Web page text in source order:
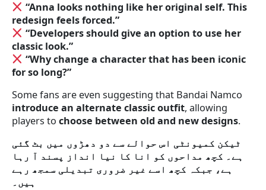
“Anna looks nothing like her original self. This
redesign feels forced.”
“Developers should give an option to use her
classic look.”
“Why change a character that has been iconic
for so long?”
Some fans are even suggesting that Bandai Namco
introduce an alternate classic outfit, allowing
players to choose between old and new designs.
ٹیکن کمیونٹی اس حوالے سے دو دھڑوں میں بٹ گئی
ہے۔ کچھ مداحوں کو انا کا نیا انداز پسند آ رہا
ہے، جبکہ کچھ اسے غیر ضروری تبدیلی سمجھ رہے
ہیں۔